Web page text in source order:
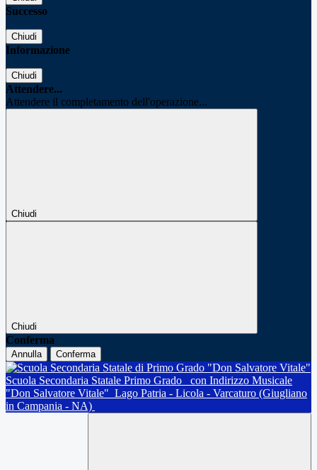
Successo
Chiudi
Informazione
Chiudi
Attendere...
Attendere il completamento dell'operazione...
Chiudi
Chiudi
Conferma
Annulla Conferma
Scuola Secondaria Statale Primo Grado
con Indirizzo Musicale
"Don Salvatore Vitale" Lago Patria - Licola - Varcaturo (Giugliano
in Campania - NA)